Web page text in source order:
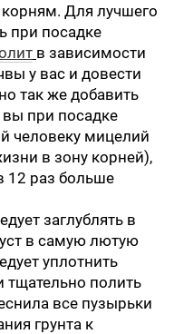
Для лучшего
при посадке
в зависимости
у вас и довести
так же добавить
при посадке
человеку мицелий
в зону корней),
12 раз больше
заглублять в
в самую лютую
уплотнить
тщательно полить
все пузырьки
грунта к